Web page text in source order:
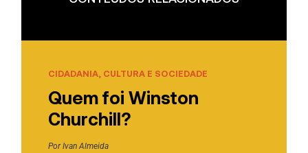
CIDADANIA, CULTURA E SOCIEDADE
Quem foi Winston
Churchill?
PorIvan Almeida